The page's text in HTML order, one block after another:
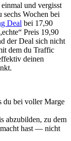
und vergisst
Wochen bei
Deal bei 17,90
Preis 19,90
der Deal sich nicht
dem du Traffic
deinen
du bei voller Marge
abzubilden, zu dem
hast — nicht